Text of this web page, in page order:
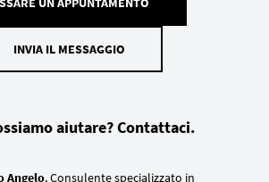
INVIA IL MESSAGGIO
aiutare? Contattaci.
Angelo, Consulente specializzato in